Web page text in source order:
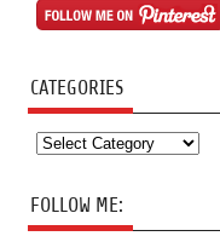
CATEGORIES
Categories
FOLLOW ME: